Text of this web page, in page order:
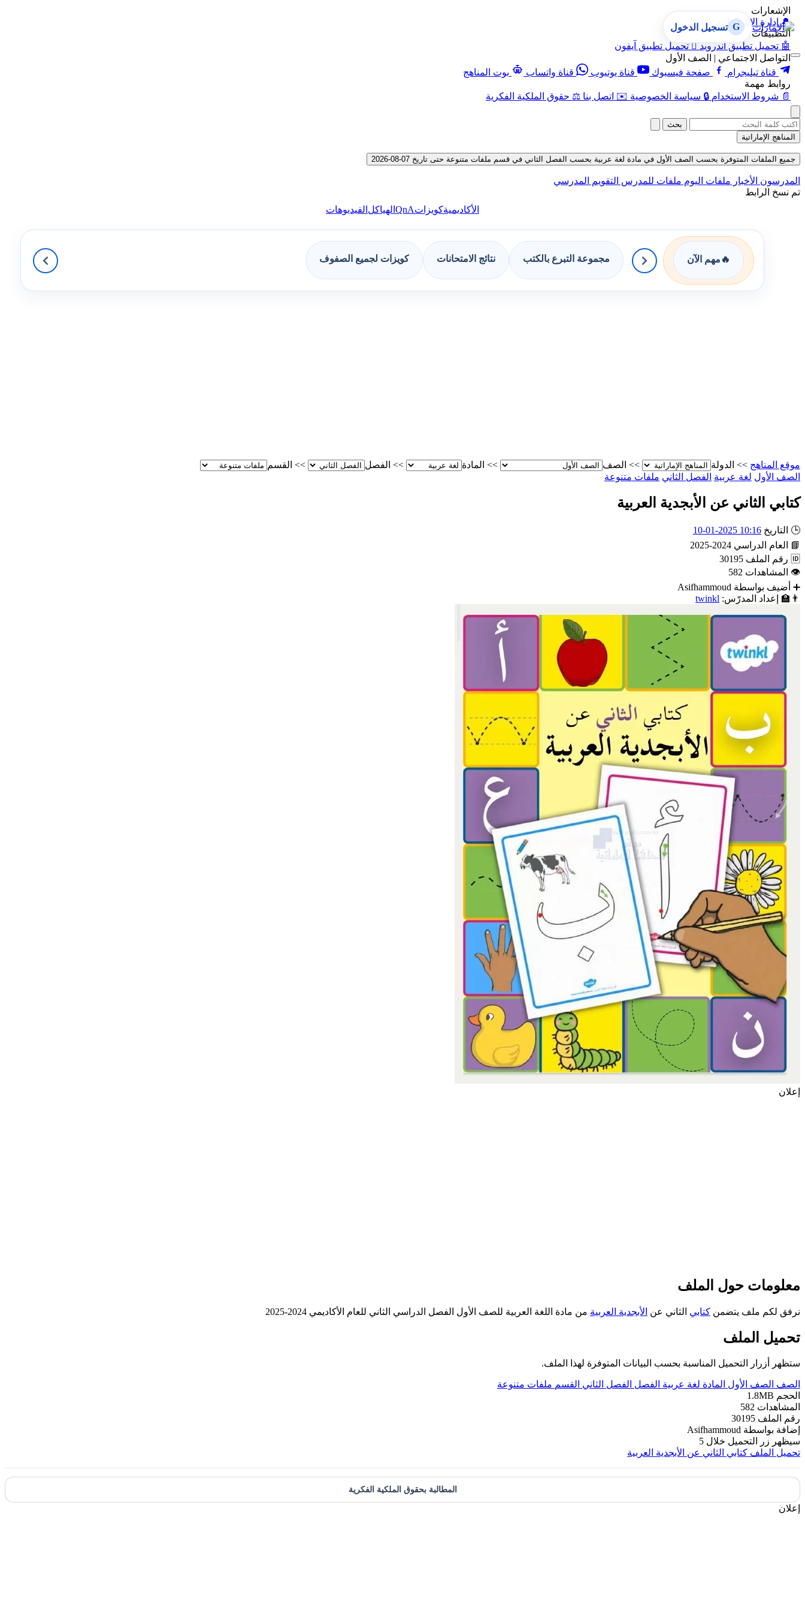
الإشعارات
🔔 إدارة الإشعارات
التطبيقات
🤖 تحميل تطبيق أندرويد  تحميل تطبيق آيفون
التواصل الاجتماعي | الصف الأول
قناة تيليجرام
صفحة فيسبوك قناة يوتيوب قناة واتساب
بوت المناهج
روابط مهمة
📄 شروط الاستخدام 🔒 سياسة الخصوصية ✉️ اتصل بنا ⚖️ حقوق الملكية الفكرية
G تسجيل الدخول
بحث
المناهج الإماراتية
جميع الملفات المتوفرة بحسب الصف الأول في مادة لغة عربية بحسب الفصل الثاني في قسم ملفات متنوعة حتى تاريخ 07-08-2026
المدرسون الأخبار ملفات اليوم ملفات للمدرس التقويم المدرسي
تم نسخ الرابط
الأكاديميةكويزاتQnA الهياكل الفيديوهات
🔥 مهم الآن مجموعة التبرع بالكتب نتائج الامتحانات كويزات لجميع الصفوف
موقع المناهج >> الدولة >> الصف >> المادة >> الفصل >> القسم
الصف الأول لغة عربية الفصل الثاني ملفات متنوعة
كتابي الثاني عن الأبجدية العربية
🕒 التاريخ 10:16 2025-01-10
📘
العام الدراسي 2024-2025
🆔 رقم الملف 30195
👁 المشاهدات 582
➕ أضيف بواسطة Asifhammoud
👨‍🏫
إعداد المدرّس: twinkl
إعلان
معلومات حول الملف
نرفق لكم ملف يتضمن كتابي الثاني عن الأبجدية العربية من مادة اللغة العربية للصف الأول الفصل الدراسي الثاني للعام الأكاديمي 2024-2025
تحميل الملف
ستظهر أزرار التحميل المناسبة بحسب البيانات المتوفرة لهذا الملف.
الصف الصف الأول المادة لغة عربية الفصل الفصل الثاني القسم ملفات متنوعة
الحجم 1.8MB
المشاهدات 582
رقم الملف 30195
إضافة بواسطة Asifhammoud
سيظهر زر التحميل خلال 5
تحميل الملف كتابي الثاني عن الأبجدية العربية
المطالبة بحقوق الملكية الفكرية
إعلان